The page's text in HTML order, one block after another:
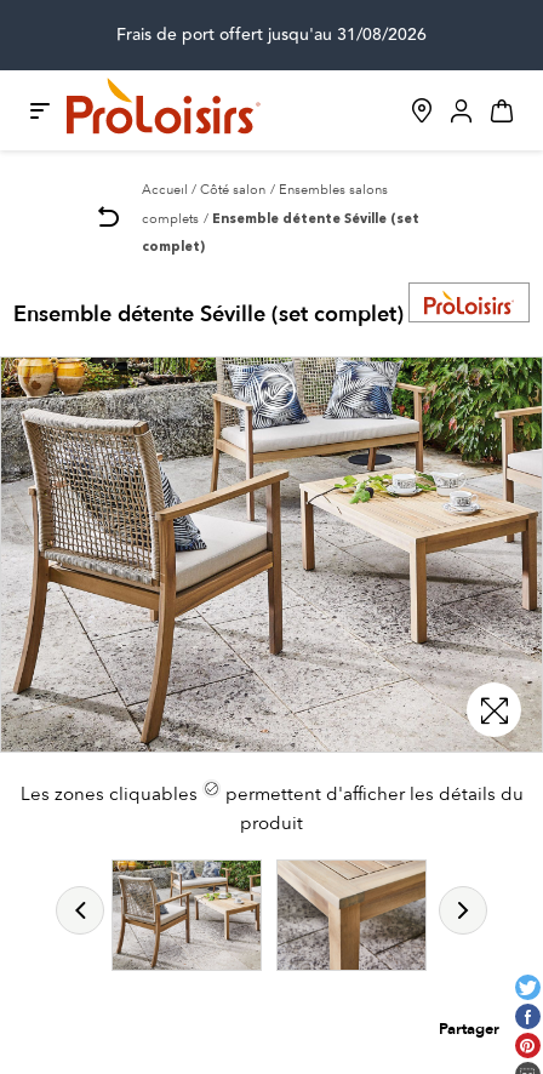
Frais de port offert jusqu'au 31/08/2026
Accueil Côté salon
Ensembles salons
complets
Ensemble détente Séville (set
complet)
Ensemble détente Séville (set complet)
Les zones cliquables
permettent d'afficher les détails du
produit
Partager